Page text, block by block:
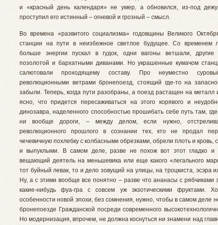
и «красный день календаря» не умер, а обновился, из-под
проступил его истинный – огневой и грозный – смысл.
Во времена «развитого социализма» годовщины Великого
станции на пути в неизбежное светлое будущее. Со временем
больше энергии пускал в гудок, одни вагоны ветшали, другие
позолотой и бархатными диванами. Но украшенные кумачом
салютовали проходящему составу. Про неуместно
революционными ветрами бронепоезд, стоящий где-то на
забыли. Теперь, когда пути разобраны, а поезд растащен на металл
ясно, что придется пересаживаться на этого корявого и
динозавра, наделенного способностью прошибать себе путь там,
ни вообще дороги, – между делом, если нужно,
революционного прошлого в сознании тех, кто не продал
чечевичную похлебку с колбасными обрезками, обрели плоть и кровь,
и выпуклыми. В самом деле, разве не похож вот этот гладко и
вещающий деятель на меньшевика или еще какого «легального
тот буйный левак, то и дело зовущий на улицы, на троцкиста, эсэра
Ну, а с этими вообще все понятно – разве что ананасы с рябчиками
какие-нибудь фуа-гра с совсем уж экзотическими фруктами.
особенности новой эпохи, без сомнения, нужно, чтобы в самом деле
бронепоезде Гражданской посреди современного
Но модернизация, впрочем, не должна коснуться ни знамени над